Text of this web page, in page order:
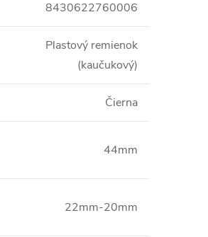
8430622760006
Plastový remienok
(kaučukový)
Čierna
44mm
22mm-20mm